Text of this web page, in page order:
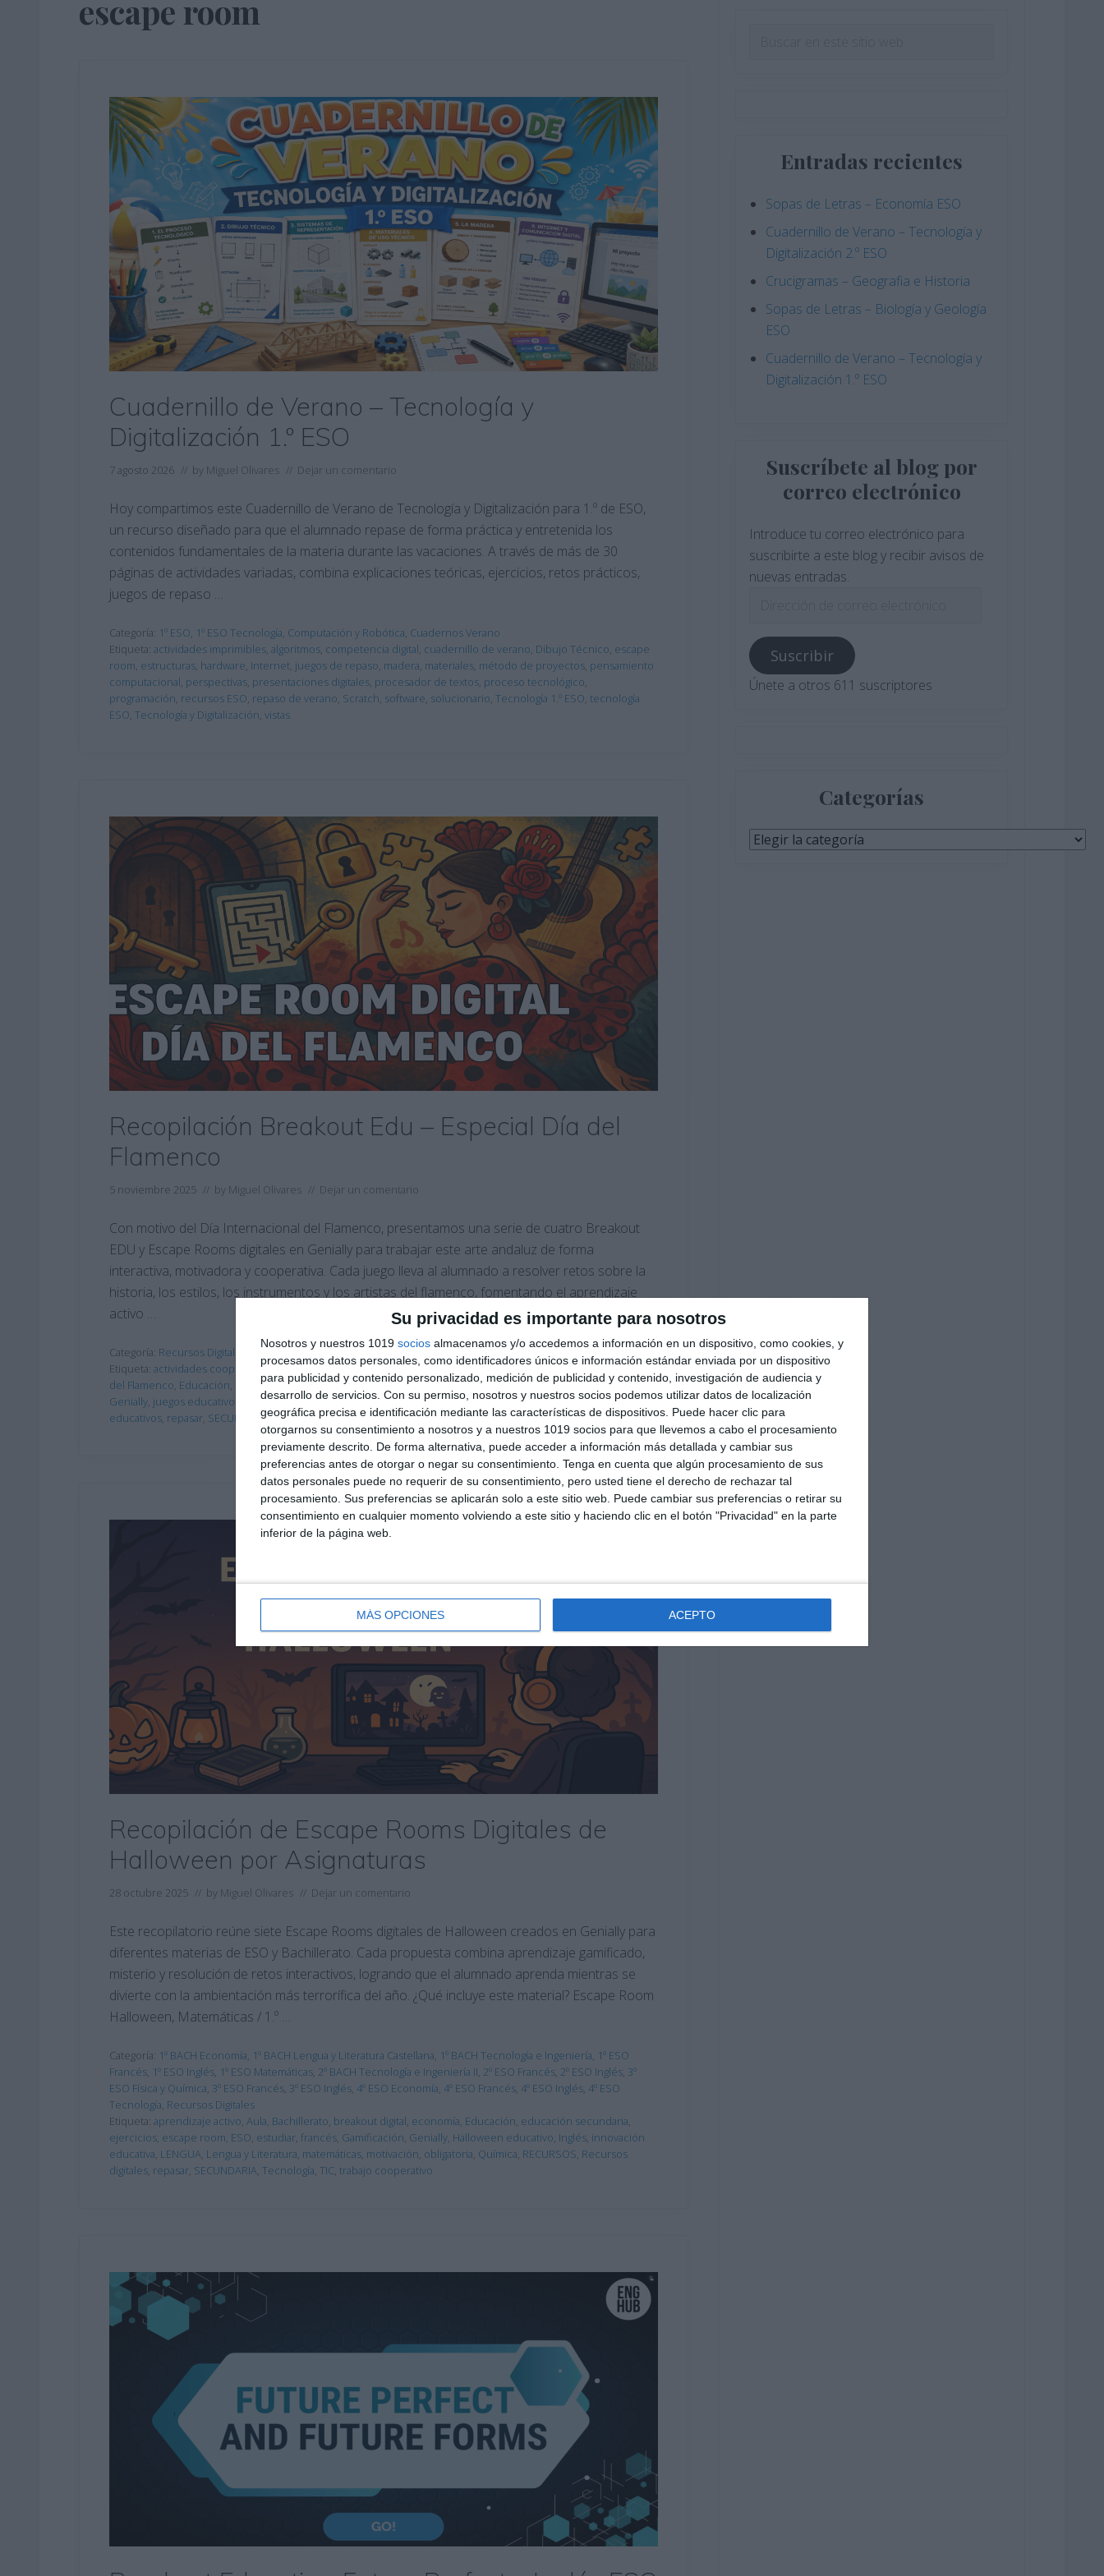
Su privacidad es importante para nosotros
Nosotros y nuestros 1019 socios almacenamos y/o accedemos a información en un dispositivo, como cookies, y
procesamos datos personales, como identificadores únicos e información estándar enviada por un dispositivo
para publicidad y contenido personalizado, medición de publicidad y contenido, investigación de audiencia y
desarrollo de servicios. Con su permiso, nosotros y nuestros socios podemos utilizar datos de localización
geográfica precisa e identificación mediante las características de dispositivos. Puede hacer clic para
otorgarnos su consentimiento a nosotros y a nuestros 1019 socios para que llevemos a cabo el procesamiento
previamente descrito. De forma alternativa, puede acceder a información más detallada y cambiar sus
preferencias antes de otorgar o negar su consentimiento. Tenga en cuenta que algún procesamiento de sus
datos personales puede no requerir de su consentimiento, pero usted tiene el derecho de rechazar tal
procesamiento. Sus preferencias se aplicarán solo a este sitio web. Puede cambiar sus preferencias o retirar su
consentimiento en cualquier momento volviendo a este sitio y haciendo clic en el botón "Privacidad" en la parte
inferior de la página web.
MÁS OPCIONES ACEPTO
escape room
Cuadernillo de Verano – Tecnología y
Digitalización 1.º ESO
7 agosto 2026 // by Miguel Olivares // Dejar un comentario
Hoy compartimos este Cuadernillo de Verano de Tecnología y Digitalización para 1.º de ESO,
un recurso diseñado para que el alumnado repase de forma práctica y entretenida los
contenidos fundamentales de la materia durante las vacaciones. A través de más de 30
páginas de actividades variadas, combina explicaciones teóricas, ejercicios, retos prácticos,
juegos de repaso …
Categoría: 1º ESO, 1º ESO Tecnología, Computación y Robótica, Cuadernos Verano
Etiqueta: actividades imprimibles, algoritmos, competencia digital, cuadernillo de verano, Dibujo Técnico, escape
room, estructuras, hardware, Internet, juegos de repaso, madera, materiales, método de proyectos, pensamiento
computacional, perspectivas, presentaciones digitales, procesador de textos, proceso tecnológico,
programación, recursos ESO, repaso de verano, Scratch, software, solucionario, Tecnología 1.º ESO, tecnología
ESO, Tecnología y Digitalización, vistas
Recopilación Breakout Edu – Especial Día del
Flamenco
5 noviembre 2025 // by Miguel Olivares // Dejar un comentario
Con motivo del Día Internacional del Flamenco, presentamos una serie de cuatro Breakout
EDU y Escape Rooms digitales en Genially para trabajar este arte andaluz de forma
interactiva, motivadora y cooperativa. Cada juego lleva al alumnado a resolver retos sobre la
historia, los estilos, los instrumentos y los artistas del flamenco, fomentando el aprendizaje
activo …
Categoría: Recursos Digitales
Etiqueta: actividades cooperativas,Andalucía, aprendizaje activo, Arte,Bachillerato,Breakout,cultura andaluza,Día
del Flamenco, Educación, educación secundaria ,ejercicios,escape room,ESO,estudiar ,flamenco educativo,
Genially, juegos educativos motivación,Música,obligatoria,patrimonio,RECURSOS,Recursos digitales,recursos
educativos, repasar, SECUNDARIA
Recopilación de Escape Rooms Digitales de
Halloween por Asignaturas
28 octubre 2025 // by Miguel Olivares // Dejar un comentario
Este recopilatorio reúne siete Escape Rooms digitales de Halloween creados en Genially para
diferentes materias de ESO y Bachillerato. Cada propuesta combina aprendizaje gamificado,
misterio y resolución de retos interactivos, logrando que el alumnado aprenda mientras se
divierte con la ambientación más terrorífica del año. ¿Qué incluye este material? Escape Room
Halloween, Matemáticas / 1.º …
Categoría: 1º BACH Economía, 1º BACH Lengua y Literatura Castellana, 1º BACH Tecnología e Ingeniería, 1º ESO
Francés, 1º ESO Inglés, 1º ESO Matemáticas, 2º BACH Tecnología e Ingeniería II, 2º ESO Francés, 2º ESO Inglés, 3º
ESO Física y Química, 3º ESO Francés, 3º ESO Inglés, 4º ESO Economía, 4º ESO Francés, 4º ESO Inglés, 4º ESO
Tecnología, Recursos Digitales
Etiqueta: aprendizaje activo, Aula, Bachillerato, breakout digital, economía, Educación, educación secundaria,
ejercicios, escape room, ESO, estudiar, francés, Gamificación, Genially, Halloween educativo, Inglés, innovación
educativa, LENGUA, Lengua y Literatura, matemáticas, motivación, obligatoria, Química, RECURSOS, Recursos
digitales, repasar, SECUNDARIA, Tecnología, TIC, trabajo cooperativo
Entradas recientes
Sopas de Letras – Economía ESO
Cuadernillo de Verano – Tecnología y
Digitalización 2.º ESO
Crucigramas – Geografia e Historia
Sopas de Letras – Biología y Geología
ESO
Cuadernillo de Verano – Tecnología y
Digitalización 1.º ESO
Suscríbete al blog por
correo electrónico
Introduce tu correo electrónico para
suscribirte a este blog y recibir avisos de
nuevas entradas.
correo
electrónico
Suscribir
Únete a otros 611 suscriptores
Categorías
Categorías